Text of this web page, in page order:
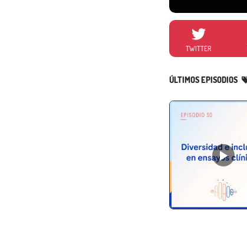
TWITTER
ÚLTIMOS EPISODIOS